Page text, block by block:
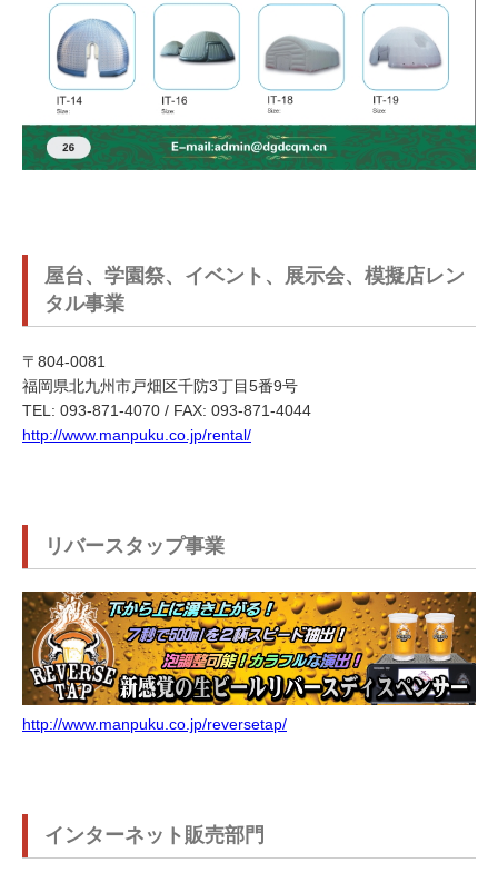
屋台、学園祭、イベント、展示会、模擬店レン
タル事業
〒804-0081
福岡県北九州市戸畑区千防3丁目5番9号
TEL: 093-871-4070 / FAX: 093-871-4044
http://www.manpuku.co.jp/rental/
リバースタップ事業
http://www.manpuku.co.jp/reversetap/
インターネット販売部門